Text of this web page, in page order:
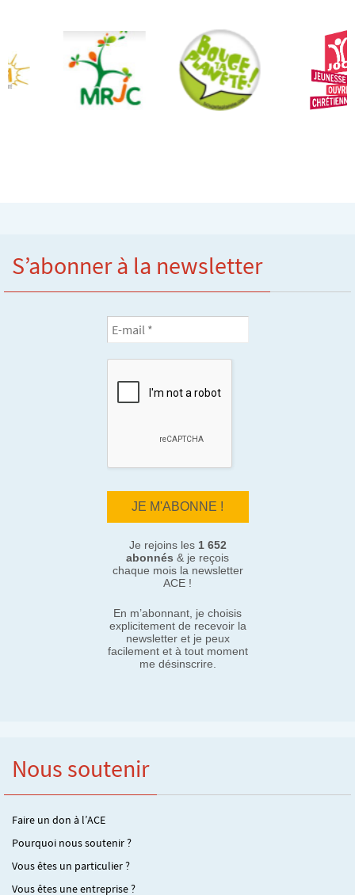
S’abonner à la newsletter
Je rejoins les 1 652
abonnés & je reçois
chaque mois la newsletter
ACE !
En m’abonnant, je choisis
explicitement de recevoir la
newsletter et je peux
facilement et à tout moment
me désinscrire.
Nous soutenir
Faire un don à l’ACE
Pourquoi nous soutenir ?
Vous êtes un particulier ?
Vous êtes une entreprise ?